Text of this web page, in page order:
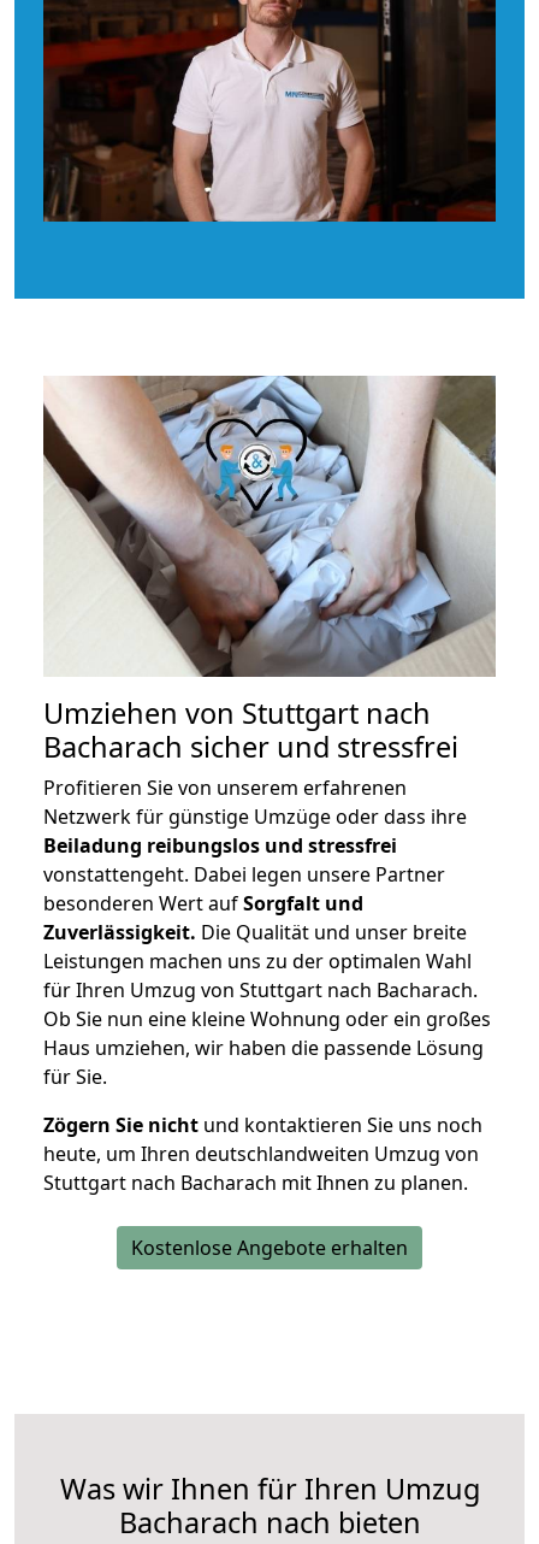
Umziehen von Stuttgart nach
Bacharach sicher und stressfrei
Profitieren Sie von unserem erfahrenen
Netzwerk für günstige Umzüge oder dass ihre
Beiladung reibungslos und stressfrei
vonstattengeht. Dabei legen unsere Partner
besonderen Wert aufSorgfalt und
Zuverlässigkeit. Die Qualität und unser breite
Leistungen machen uns zu der optimalen Wahl
für Ihren Umzug von Stuttgart nach Bacharach.
Ob Sie nun eine kleine Wohnung oder ein großes
Haus umziehen, wir haben die passende Lösung
für Sie.
Zögern Sie nicht und kontaktieren Sie uns noch
heute, um Ihren deutschlandweiten Umzug von
Stuttgart nach Bacharach mit Ihnen zu planen.
Kostenlose Angebote erhalten
Was wir Ihnen für Ihren Umzug
Bacharach nach bieten